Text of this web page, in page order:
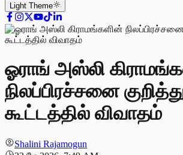
Light Theme
ஓராங் அஸ்லி
நிலப்பிரச்சனை குறித்து
கூட்டத்தில் விவாதம்
Shalini Rajamogun